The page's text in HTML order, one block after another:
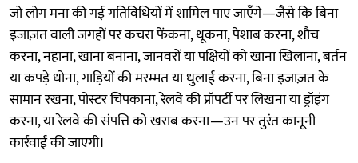
जो लोग मना की गई गतिविधियों में शामिल पाए जाएँगे—जैसे कि बिना
इजाज़त वाली जगहों पर कचरा फेंकना, थूकना, पेशाब करना, शौच
करना, नहाना, खाना बनाना, जानवरों या पक्षियों को खाना खिलाना, बर्तन
या कपड़े धोना, गाड़ियों की मरम्मत या धुलाई करना, बिना इजाज़त के
सामान रखना, पोस्टर चिपकाना, रेलवे की प्रॉपर्टी पर लिखना या ड्रॉइंग
करना, या रेलवे की संपत्ति को खराब करना—उन पर तुरंत कानूनी
कार्रवाई की जाएगी।